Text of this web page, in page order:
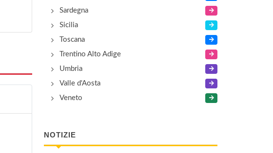
Sardegna
Sicilia
Toscana
Trentino Alto Adige
Umbria
Valle d'Aosta
Veneto
NOTIZIE